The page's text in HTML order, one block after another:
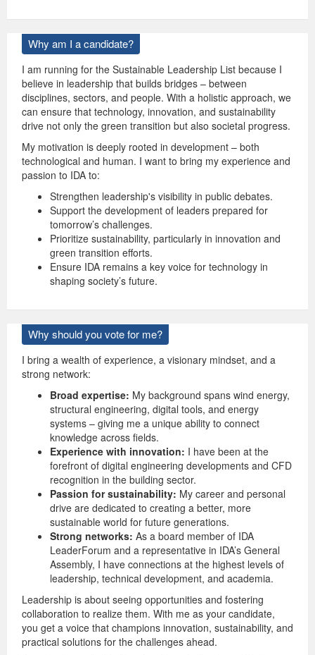
Why am I a candidate?
I am running for the Sustainable Leadership List because I
believe in leadership that builds bridges – between
disciplines, sectors, and people. With a holistic approach, we
can ensure that technology, innovation, and sustainability
drive not only the green transition but also societal progress.
My motivation is deeply rooted in development – both
technological and human. I want to bring my experience and
passion to IDA to:
Strengthen leadership's visibility in public debates.
Support the development of leaders prepared for
tomorrow’s challenges.
Prioritize sustainability, particularly in innovation and
green transition efforts.
Ensure IDA remains a key voice for technology in
shaping society’s future.
Why should you vote for me?
I bring a wealth of experience, a visionary mindset, and a
strong network:
Broad expertise: My background spans wind energy,
structural engineering, digital tools, and energy
systems – giving me a unique ability to connect
knowledge across fields.
Experience with innovation: I have been at the
forefront of digital engineering developments and CFD
recognition in the building sector.
Passion for sustainability: My career and personal
drive are dedicated to creating a better, more
sustainable world for future generations.
Strong networks: As a board member of IDA
LeaderForum and a representative in IDA’s General
Assembly, I have connections at the highest levels of
leadership, technical development, and academia.
Leadership is about seeing opportunities and fostering
collaboration to realize them. With me as your candidate,
you get a voice that champions innovation, sustainability, and
practical solutions for the challenges ahead.